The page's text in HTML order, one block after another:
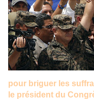
pour briguer les
le président du